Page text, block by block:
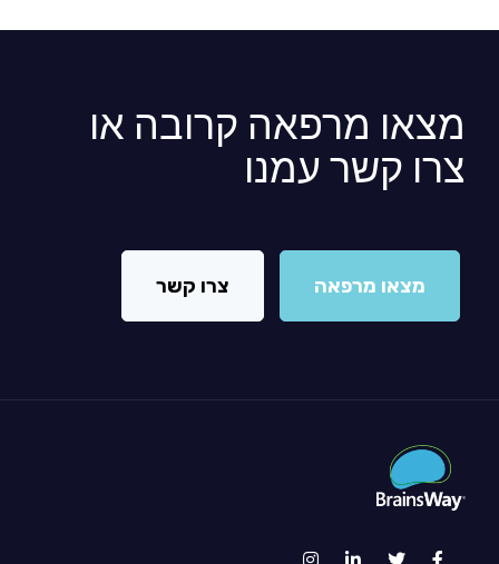
מצאו מרפאה קרובה או
צרו קשר עמנו
מצאו מרפאה צרו קשר